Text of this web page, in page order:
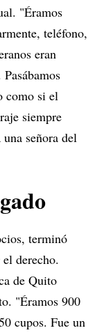
"Éramos
teléfono,
eran
como si el
siempre
señora del
terminó
derecho.
de Quito
"Éramos 900
cupos. Fue un